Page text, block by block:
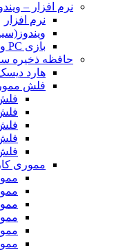
نرم افزار –
نرم افزار
بازی PC و کنسول
حافظه ذخیره
هارد
فلش
فلش
فلش
فلش
فلش
فلش
مموری